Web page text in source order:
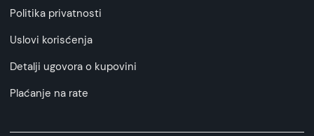
Politika privatnosti
Uslovi korisćenja
Detalji ugovora o kupovini
Plaćanje na rate